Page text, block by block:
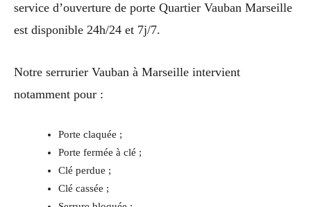
service d’ouverture de porte Quartier Vauban Marseille
est disponible 24h/24 et 7j/7.
Notre serrurier Vauban à Marseille intervient
notamment pour :
Porte claquée ;
Porte fermée à clé ;
Clé perdue ;
Clé cassée ;